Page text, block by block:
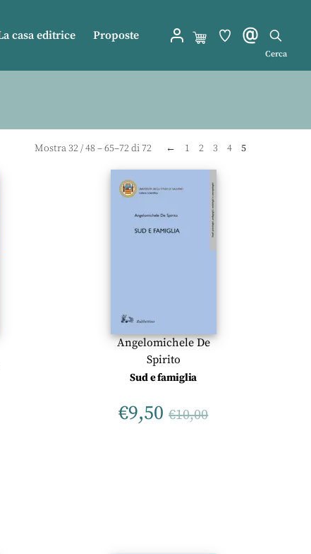
casa editrice Proposte
Cerca
Mostra32/48– 65–72 di 72 ← 1 2 3 4 5
Angelomichele De
Spirito
Sud e famiglia
€9,50 €10,00